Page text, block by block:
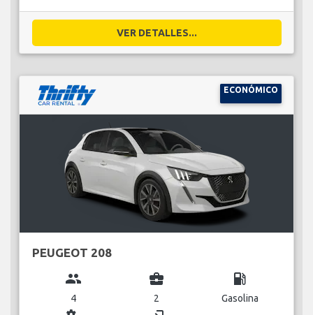
VER DETALLES...
ECONÓMICO
PEUGEOT 208
group
4
business_center
2
local_gas_station
Gasolina